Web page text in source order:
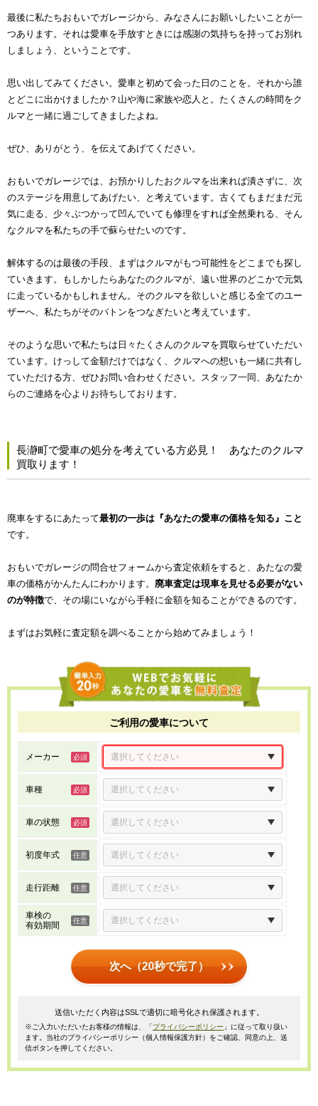
最後に私たちおもいでガレージから、みなさんにお願いしたいことが一
つあります。それは愛車を手放すときには感謝の気持ちを持ってお別れ
しましょう、ということです。
思い出してみてください。愛車と初めて会った日のことを。それから誰
とどこに出かけましたか？山や海に家族や恋人と。たくさんの時間をク
ルマと一緒に過ごしてきましたよね。
ぜひ、ありがとう、を伝えてあげてください。
おもいでガレージでは、お預かりしたおクルマを出来れば潰さずに、次
のステージを用意してあげたい、と考えています。古くてもまだまだ元
気に走る、少々ぶつかって凹んでいても修理をすれば全然乗れる、そん
なクルマを私たちの手で蘇らせたいのです。
解体するのは最後の手段、まずはクルマがもつ可能性をどこまでも探し
ていきます。もしかしたらあなたのクルマが、遠い世界のどこかで元気
に走っているかもしれません。そのクルマを欲しいと感じる全てのユー
ザーへ、私たちがそのバトンをつなぎたいと考えています。
そのような思いで私たちは日々たくさんのクルマを買取らせていただい
ています。けっして金額だけではなく、クルマへの想いも一緒に共有し
ていただける方、ぜひお問い合わせください。スタッフ一同、あなたか
らのご連絡を心よりお待ちしております。
長瀞町で愛車の処分を考えている方必見！ あなたのクルマ
買取ります！
廃車をするにあたって最初の一歩は『あなたの愛車の価格を知る』こと
です。
おもいでガレージの問合せフォームから査定依頼をすると、あたなの愛
車の価格がかんたんにわかります。 廃車査定は現車を見せる必要がない
のが特徴で、その場にいながら手軽に金額を知ることができるのです。
まずはお気軽に査定額を調べることから始めてみましょう！
ご利用の愛車について
メーカー
車種
車の状態
初度年式
走行距離
車検の
有効期間
次へ（20秒で完了）
送信いただく内容はSSLで適切に暗号化され保護されます。
※ご入力いただいたお客様の情報は、「プライバシーポリシー 」に従って取り扱い
ます。当社のプライバシーポリシー（個人情報保護方針）をご確認、同意の上、送
信ボタンを押してください。